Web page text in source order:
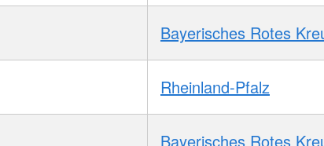
Bayerisches Rotes
Rheinland-Pfalz
Bayerisches Rotes